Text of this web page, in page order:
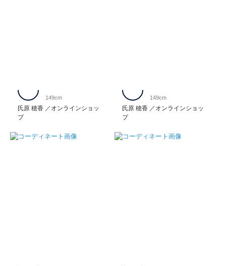
氏原 穂香
オンラインショッ
プ
149cm
氏原 穂香
オンラインショッ
プ
149cm